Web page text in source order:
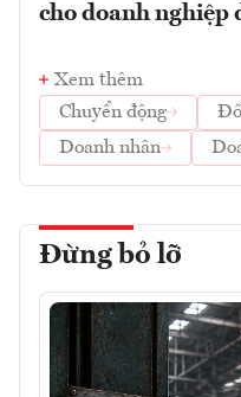
cho doanh nghiệp
Xem thêm
Chuyển động
Doanh nhân
Đừng bỏ lỡ